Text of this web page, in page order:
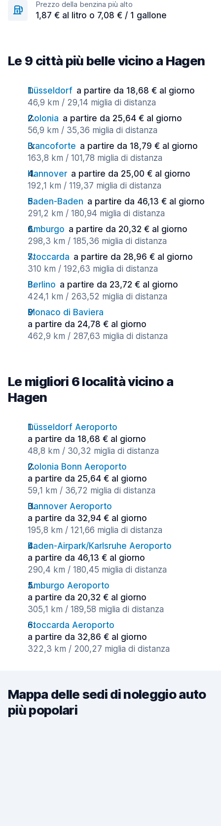
Prezzo della benzina più alto
1,87 € al litro o 7,08 € / 1 gallone
Le 9 città più belle vicino a Hagen
Düsseldorf a partire da 18,68 € al giorno
46,9 km / 29,14 miglia di distanza
Colonia a partire da 25,64 € al giorno
56,9 km / 35,36 miglia di distanza
Francoforte a partire da 18,79 € al giorno
163,8 km / 101,78 miglia di distanza
Hannover a partire da 25,00 € al giorno
192,1 km / 119,37 miglia di distanza
Baden-Baden a partire da 46,13 € al giorno
291,2 km / 180,94 miglia di distanza
Amburgo a partire da 20,32 € al giorno
298,3 km / 185,36 miglia di distanza
Stoccarda a partire da 28,96 € al giorno
310 km / 192,63 miglia di distanza
Berlino a partire da 23,72 € al giorno
424,1 km / 263,52 miglia di distanza
Monaco di Baviera
a partire da 24,78 € al giorno
462,9 km / 287,63 miglia di distanza
Le migliori 6 località vicino a
Hagen
Düsseldorf Aeroporto
a partire da 18,68 € al giorno
48,8 km / 30,32 miglia di distanza
Colonia Bonn Aeroporto
a partire da 25,64 € al giorno
59,1 km / 36,72 miglia di distanza
Hannover Aeroporto
a partire da 32,94 € al giorno
195,8 km / 121,66 miglia di distanza
Baden-Airpark/Karlsruhe Aeroporto
a partire da 46,13 € al giorno
290,4 km / 180,45 miglia di distanza
Amburgo Aeroporto
a partire da 20,32 € al giorno
305,1 km / 189,58 miglia di distanza
Stoccarda Aeroporto
a partire da 32,86 € al giorno
322,3 km / 200,27 miglia di distanza
Mappa delle sedi di noleggio auto
più popolari